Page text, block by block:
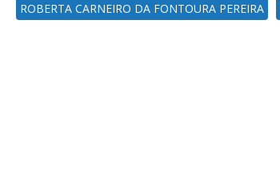
ROBERTA CARNEIRO DA FONTOURA PEREIRA